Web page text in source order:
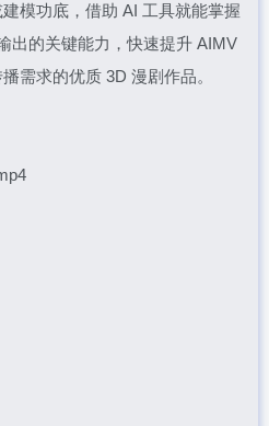
模功底，借助 AI 工具就能掌握
出的关键能力，快速提升 AIMV
需求的优质 3D 漫剧作品。